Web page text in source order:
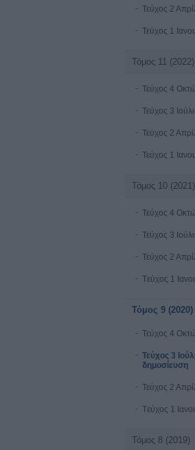
Τεύχος 2
Τεύχος 1
Τόμος 11 (2022)
Τεύχος 4
Τεύχος 3
Τεύχος 2
Τεύχος 1
Τόμος 10 (2021)
Τεύχος 4
Τεύχος 3
Τεύχος 2
Tεύχος 1
Τόμος 9 (2020)
Τεύχος 4
Τεύχος 3
δημοσίευση
Τεύχος 2
Tεύχος 1
Τόμος 8 (2019)